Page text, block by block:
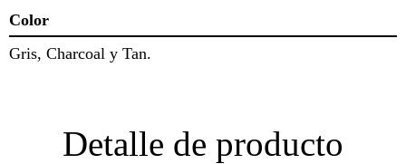
Color
Gris, Charcoal y Tan.
Detalle de producto